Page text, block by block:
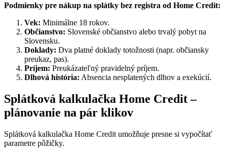
Podmienky pre nákup na splátky bez registra od Home Credit:
Vek: Minimálne 18 rokov.
Občianstvo: Slovenské občianstvo alebo trvalý pobyt na
Slovensku.
Doklady: Dva platné doklady totožnosti (napr. občiansky
preukaz, pas).
Príjem: Preukázateľný pravidelný príjem.
Dlhová história: Absencia nesplatených dlhov a exekúcií.
Splátková kalkulačka Home Credit –
plánovanie na pár klikov
Splátková kalkulačka Home Credit umožňuje presne si vypočítať
parametre pôžičky.